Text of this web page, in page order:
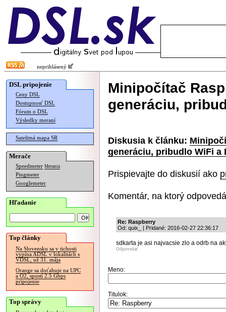
neprihlásený
DSL pripojenie
Ceny DSL
Dostupnosť DSL
Fórum o DSL
Výsledky meraní
Satelitná mapa SR
Merače
Speedmeter Merania
Pingmeter
Googlemeter
Hľadanie
Top články
Na Slovensku sa v tichosti
vypína ADSL v lokalitách s
VDSL, už 31. mája
Orange sa doťahuje na UPC
a O2, spustí 2.5 Gbps
pripojenie
Top správy
Minipočítač
generáciu,
Diskusia k článku:
generáciu, pribudlo WiFi a
Prispievajte do diskusií ako
Komentár, na ktorý
Re: Raspberry
Od: quix_ | Pridané: 2016-02-27 22:36:17
sdkarta je asi najvacsie zlo a odrb na
Odpovedať
Meno:
Titulok: